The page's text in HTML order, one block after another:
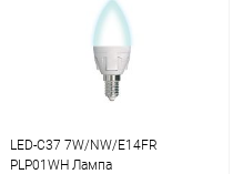
LED-C37 7W/NW/E14FR
PLP01WH Лампа